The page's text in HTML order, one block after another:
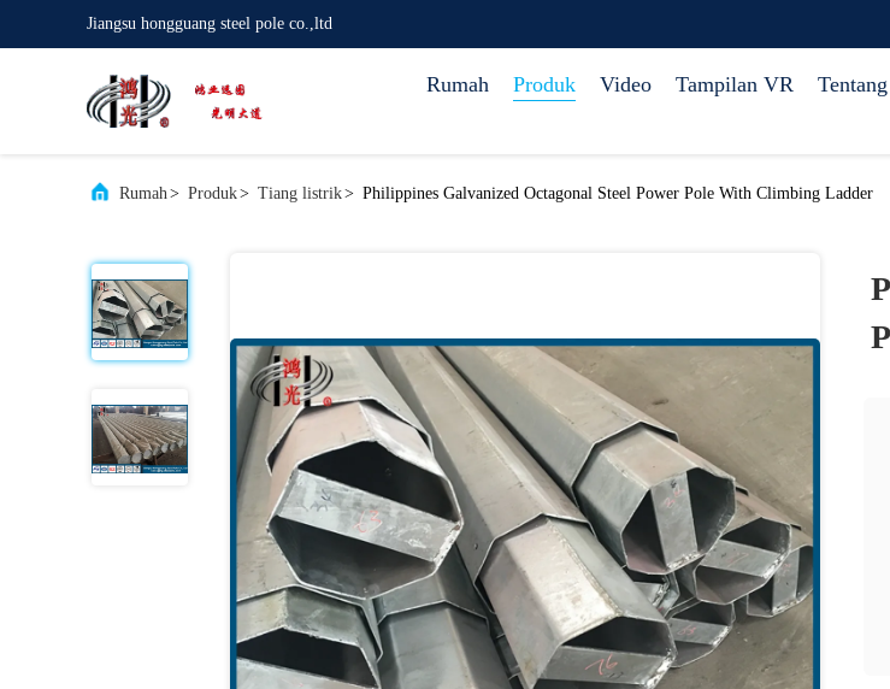
Jiangsu hongguang steel pole co.,ltd
Rumah Produk Video Tampilan VR
Rumah> Produk> Tiang listrik> Philippines Galvanized Octagonal Steel Power Pole With Climbing Ladder